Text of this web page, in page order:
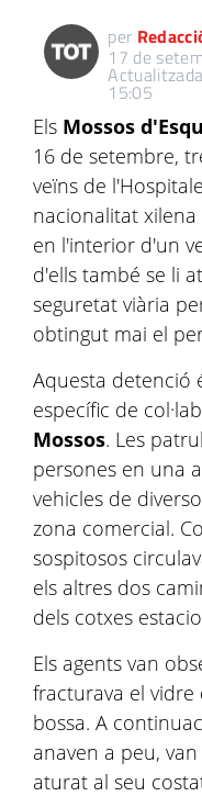
per
17 de
15:05
Els Mossos
16 de setembre,
veïns de
nacionalitat
en l'interior d'un
d'ells també se li
seguretat viària
obtingut mai el
Aquesta detenció
específic de
Mossos. Les
persones en una
vehicles de
zona comercial.
sospitosos
els altres dos
dels cotxes
Els agents van
fracturava el
bossa. A
anaven a peu,
aturat al seu